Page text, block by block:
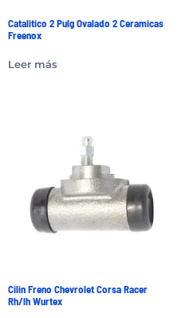
Catalitico 2 Pulg Ovalado 2 Ceramicas
Freenox
Leer más
Cilin Freno Chevrolet Corsa Racer
Rh/lh Wurtex